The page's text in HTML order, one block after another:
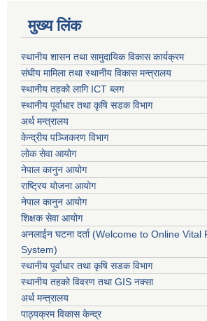
मुख्य लिंक
स्थानीय शासन तथा सामुदायिक विकास कार्यक्रम
संघीय मामिला तथा स्थानीय विकास मन्त्रालय
स्थानीय तहको लागि ICT ब्लग
स्थानीय पूर्वाधार तथा कृषि सडक विभाग
अर्थ मन्त्रालय
केन्द्रीय पञ्जिकरण विभाग
लोक सेवा आयोग
नेपाल कानुन आयोग
राष्ट्रिय योजना आयोग
नेपाल कानुन आयोग
शिक्षक सेवा आयोग
अनलाईन घटना दर्ता (Welcome to Online
System)
स्थानीय पूर्वाधार तथा कृषि सडक विभाग
स्थानीय तहको विवरण तथा GIS नक्सा
अर्थ मन्त्रालय
पाठ्यक्रम विकास केन्द्र